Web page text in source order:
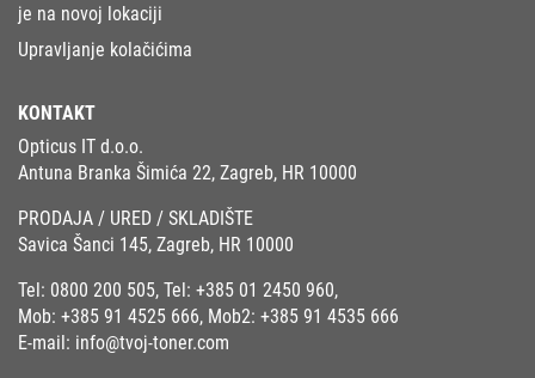
je na novoj lokaciji
Upravljanje kolačićima
KONTAKT
Opticus IT d.o.o.
Antuna Branka Šimića 22, Zagreb, HR 10000
PRODAJA / URED / SKLADIŠTE
Savica Šanci 145, Zagreb, HR 10000
Tel: 0800 200 505, Tel: +385 01 2450 960,
Mob: +385 91 4525 666, Mob2: +385 91 4535 666
E-mail: info@tvoj-toner.com